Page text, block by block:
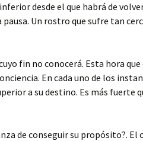
desde el que habrá de
Un rostro que sufre tan
fin no conocerá. Esta hora que
En cada uno de los
a su destino. Es más fuerte
de conseguir su propósito?. El